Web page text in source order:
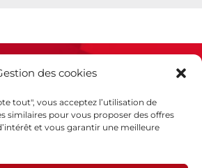
des cookies
tout", vous acceptez l’utilisation de
similaires pour vous proposer des offres
et vous garantir une meilleure
Espace presse
de confidentialité